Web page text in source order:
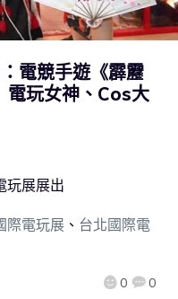
電競手遊《霹靂
玩女神、Cos大
0 0
玩展展出
際電玩展、 台北國際電